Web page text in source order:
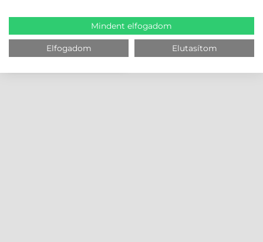
Mindent elfogadom
Elfogadom Elutasítom